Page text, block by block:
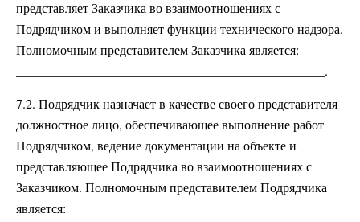
представляет Заказчика во взаимоотношениях с
Подрядчиком и выполняет функции технического надзора.
Полномочным представителем Заказчика является:
________________________________________________.
7.2. Подрядчик назначает в качестве своего представителя
должностное лицо, обеспечивающее выполнение работ
Подрядчиком, ведение документации на объекте и
представляющее Подрядчика во взаимоотношениях с
Заказчиком. Полномочным представителем Подрядчика
является: